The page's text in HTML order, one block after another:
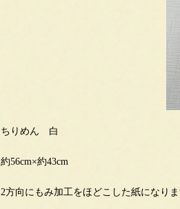
ちりめん 白
約56cm×約43cm
2方向にもみ加工をほどこした紙になりま